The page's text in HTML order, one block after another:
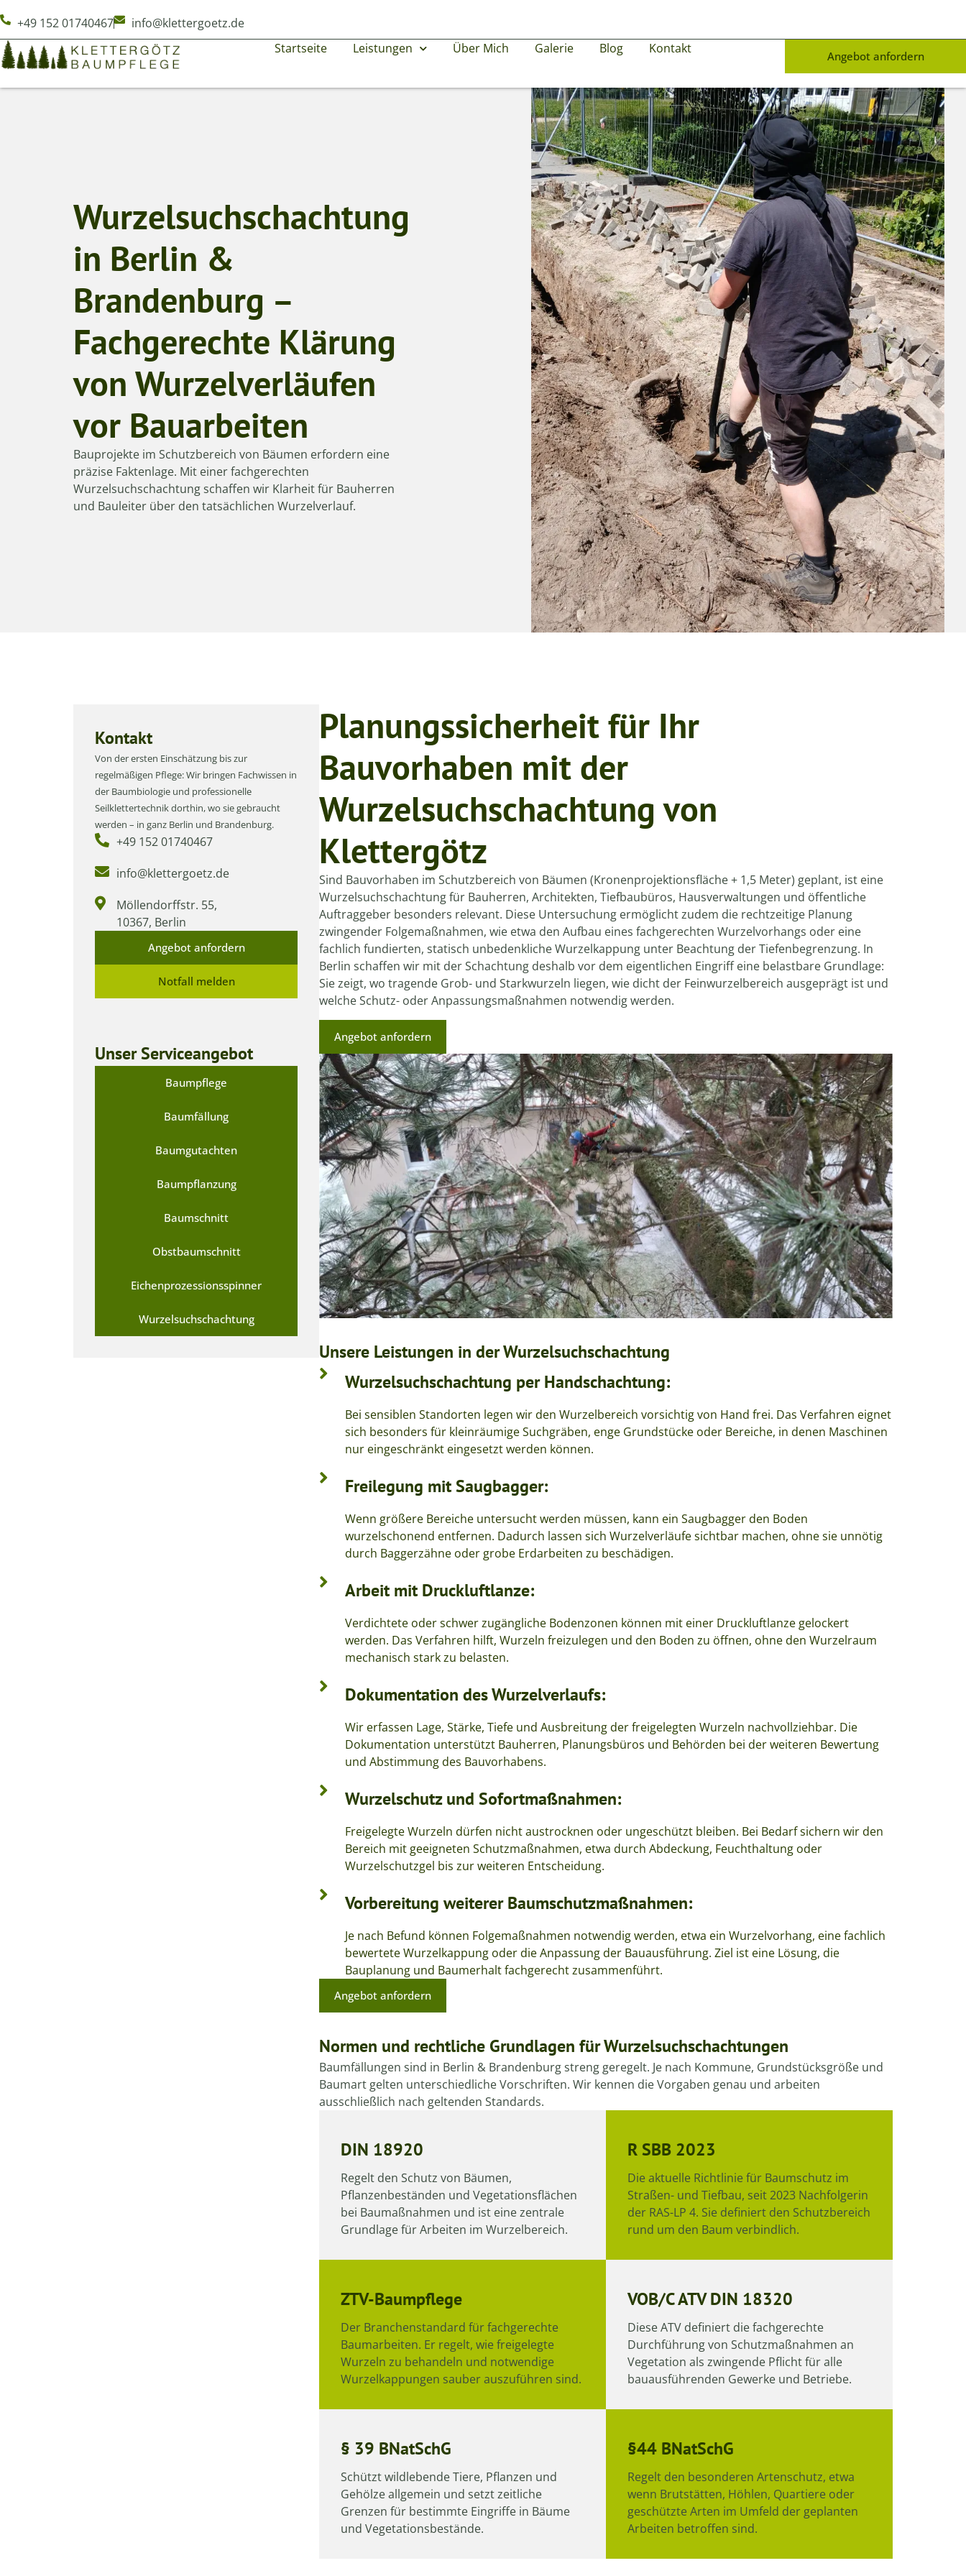
+49 152 01740467
info@klettergoetz.de
Startseite
Leistungen Über Mich Galerie Blog Kontakt Angebot anfordern
Wurzelsuchschachtung
in Berlin &
Brandenburg –
Fachgerechte Klärung
von Wurzelverläufen
vor Bauarbeiten
Bauprojekte im Schutzbereich von Bäumen erfordern eine
präzise Faktenlage. Mit einer fachgerechten
Wurzelsuchschachtung schaffen wir Klarheit für Bauherren
und Bauleiter über den tatsächlichen Wurzelverlauf.
Planungssicherheit für Ihr
Bauvorhaben mit der
Wurzelsuchschachtung von
Klettergötz
Sind Bauvorhaben im Schutzbereich von Bäumen (Kronenprojektionsfläche + 1,5 Meter) geplant, ist eine
Wurzelsuchschachtung für Bauherren, Architekten, Tiefbaubüros, Hausverwaltungen und öffentliche
Auftraggeber besonders relevant. Diese Untersuchung ermöglicht zudem die rechtzeitige Planung
zwingender Folgemaßnahmen, wie etwa den Aufbau eines fachgerechten Wurzelvorhangs oder eine
fachlich fundierten, statisch unbedenkliche Wurzelkappung unter Beachtung der Tiefenbegrenzung. In
Berlin schaffen wir mit der Schachtung deshalb vor dem eigentlichen Eingriff eine belastbare Grundlage:
Sie zeigt, wo tragende Grob- und Starkwurzeln liegen, wie dicht der Feinwurzelbereich ausgeprägt ist und
welche Schutz- oder Anpassungsmaßnahmen notwendig werden.
Angebot anfordern
Unsere Leistungen in der Wurzelsuchschachtung
Wurzelsuchschachtung per Handschachtung:
Bei sensiblen Standorten legen wir den Wurzelbereich vorsichtig von Hand frei. Das Verfahren eignet
sich besonders für kleinräumige Suchgräben, enge Grundstücke oder Bereiche, in denen Maschinen
nur eingeschränkt eingesetzt werden können.
Freilegung mit Saugbagger:
Wenn größere Bereiche untersucht werden müssen, kann ein Saugbagger den Boden
wurzelschonend entfernen. Dadurch lassen sich Wurzelverläufe sichtbar machen, ohne sie unnötig
durch Baggerzähne oder grobe Erdarbeiten zu beschädigen.
Arbeit mit Druckluftlanze:
Verdichtete oder schwer zugängliche Bodenzonen können mit einer Druckluftlanze gelockert
werden. Das Verfahren hilft, Wurzeln freizulegen und den Boden zu öffnen, ohne den Wurzelraum
mechanisch stark zu belasten.
Dokumentation des Wurzelverlaufs:
Wir erfassen Lage, Stärke, Tiefe und Ausbreitung der freigelegten Wurzeln nachvollziehbar. Die
Dokumentation unterstützt Bauherren, Planungsbüros und Behörden bei der weiteren Bewertung
und Abstimmung des Bauvorhabens.
Wurzelschutz und Sofortmaßnahmen:
Freigelegte Wurzeln dürfen nicht austrocknen oder ungeschützt bleiben. Bei Bedarf sichern wir den
Bereich mit geeigneten Schutzmaßnahmen, etwa durch Abdeckung, Feuchthaltung oder
Wurzelschutzgel bis zur weiteren Entscheidung.
Vorbereitung weiterer Baumschutzmaßnahmen:
Je nach Befund können Folgemaßnahmen notwendig werden, etwa ein Wurzelvorhang, eine fachlich
bewertete Wurzelkappung oder die Anpassung der Bauausführung. Ziel ist eine Lösung, die
Bauplanung und Baumerhalt fachgerecht zusammenführt.
Angebot anfordern
Normen und rechtliche Grundlagen für Wurzelsuchschachtungen
Baumfällungen sind in Berlin & Brandenburg streng geregelt. Je nach Kommune, Grundstücksgröße und
Baumart gelten unterschiedliche Vorschriften. Wir kennen die Vorgaben genau und arbeiten
ausschließlich nach geltenden Standards.
DIN 18920
Regelt den Schutz von Bäumen,
Pflanzenbeständen und Vegetationsflächen
bei Baumaßnahmen und ist eine zentrale
Grundlage für Arbeiten im Wurzelbereich.
R SBB 2023
Die aktuelle Richtlinie für Baumschutz im
Straßen- und Tiefbau, seit 2023 Nachfolgerin
der RAS-LP 4. Sie definiert den Schutzbereich
rund um den Baum verbindlich.
ZTV-Baumpflege
Der Branchenstandard für fachgerechte
Baumarbeiten. Er regelt, wie freigelegte
Wurzeln zu behandeln und notwendige
Wurzelkappungen sauber auszuführen sind.
VOB/C ATV DIN 18320
Diese ATV definiert die fachgerechte
Durchführung von Schutzmaßnahmen an
Vegetation als zwingende Pflicht für alle
bauausführenden Gewerke und Betriebe.
§ 39 BNatSchG
Schützt wildlebende Tiere, Pflanzen und
Gehölze allgemein und setzt zeitliche
Grenzen für bestimmte Eingriffe in Bäume
und Vegetationsbestände.
§44 BNatSchG
Regelt den besonderen Artenschutz, etwa
wenn Brutstätten, Höhlen, Quartiere oder
geschützte Arten im Umfeld der geplanten
Arbeiten betroffen sind.
Kontakt
Von der ersten Einschätzung bis zur
regelmäßigen Pflege: Wir bringen Fachwissen in
der Baumbiologie und professionelle
Seilklettertechnik dorthin, wo sie gebraucht
werden – in ganz Berlin und Brandenburg.
+49 152 01740467
info@klettergoetz.de
Möllendorffstr. 55,
10367, Berlin
Angebot anfordern
Notfall melden
Unser Serviceangebot
Baumpflege
Baumfällung
Baumgutachten
Baumpflanzung
Baumschnitt
Obstbaumschnitt
Eichenprozessionsspinner
Wurzelsuchschachtung